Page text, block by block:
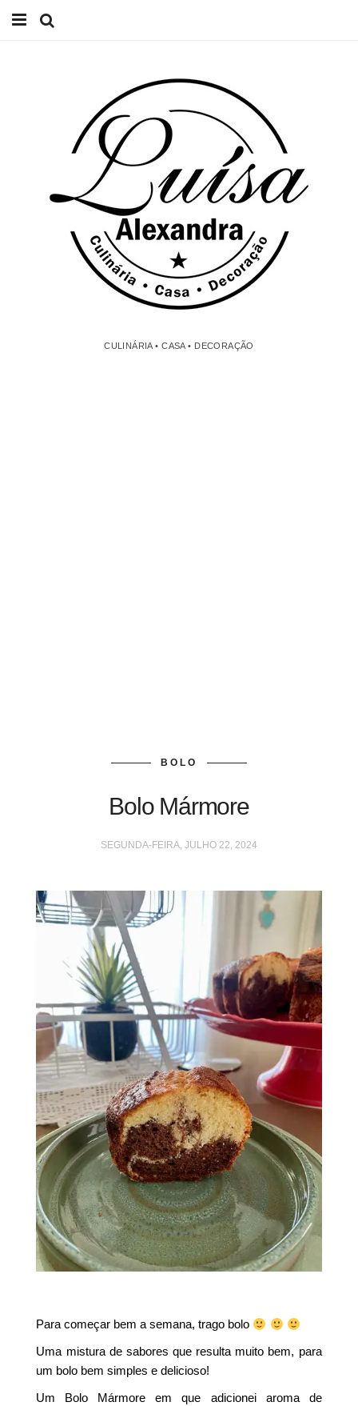
CULINÁRIA • CASA • DECORAÇÃO
BOLO
Bolo Mármore
SEGUNDA-FEIRA, JULHO 22, 2024
Para começar bem a semana, trago bolo
Uma mistura de sabores que resulta muito bem, para
um bolo bem simples e delicioso!
Um Bolo Mármore em que adicionei aroma de